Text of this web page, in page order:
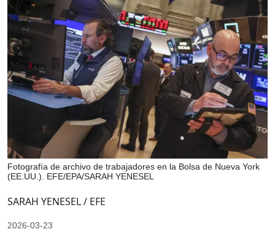
Fotografía de archivo de trabajadores en la Bolsa de Nueva York
(EE.UU.). EFE/EPA/SARAH YENESEL
SARAH YENESEL / EFE
2026-03-23